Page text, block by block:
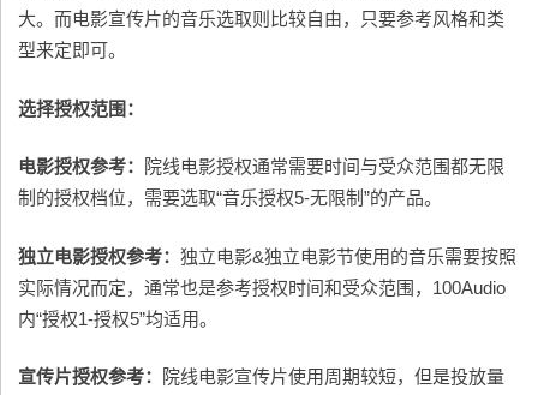
大。而电影宣传片的音乐选取则比较自由，只要参考风格和类
型来定即可。
选择授权范围：
电影授权参考：
院线电影授权通常需要时间与受众范围都无限
制的授权档位，需要选取“音乐授权5-无限制”的产品。
独立电影授权参考： 独立电影&独立电影节使用的音乐需要按照
实际情况而定，通常也是参考授权时间和受众范围，100Audio
内“授权1-授权5”均适用。
宣传片授权参考：
院线电影宣传片使用周期较短，但是投放量